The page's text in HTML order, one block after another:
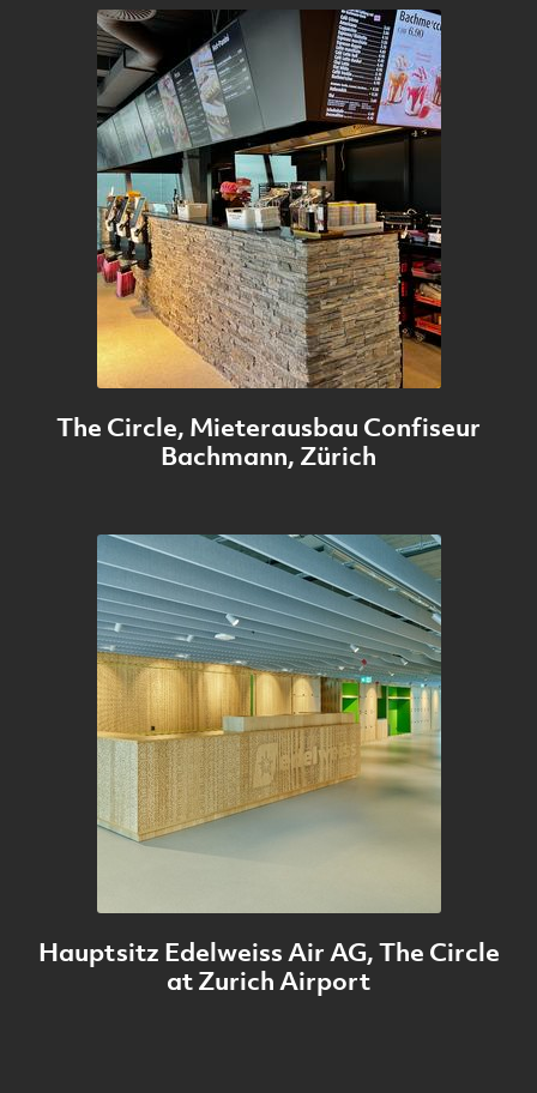
The Circle, Mieterausbau Confiseur
Bachmann, Zürich
Hauptsitz Edelweiss Air AG, The Circle
at Zurich Airport